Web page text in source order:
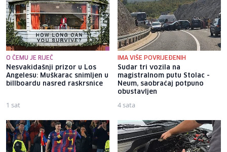
O ČEMU JE RIJEČ
Nesvakidašnji prizor u Los
Angelesu: Muškarac snimljen u
billboardu nasred raskrsnice
1 sat
IMA VIŠE POVRIJEĐENIH
Sudar tri vozila na
magistralnom putu Stolac -
Neum, saobraćaj potpuno
obustavljen
4 sata